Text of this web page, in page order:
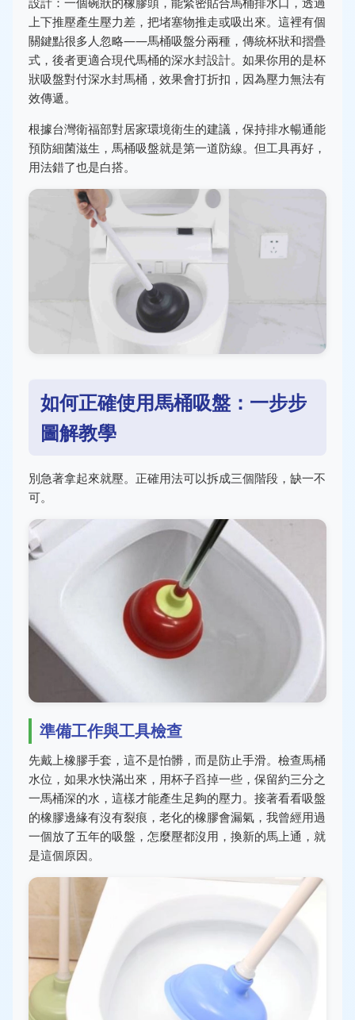
上下推壓產生壓力差，把堵塞物推走或吸出來。這裡有個
關鍵點很多人忽略——馬桶吸盤分兩種，傳統杯狀和摺疊
式，後者更適合現代馬桶的深水封設計。如果你用的是杯
狀吸盤對付深水封馬桶，效果會打折扣，因為壓力無法有
效傳遞。
根據台灣衛福部對居家環境衛生的建議，保持排水暢通能
預防細菌滋生，馬桶吸盤就是第一道防線。但工具再好，
用法錯了也是白搭。
如何正確使用馬桶吸盤：一步步
圖解教學
別急著拿起來就壓。正確用法可以拆成三個階段，缺一不
可。
準備工作與工具檢查
先戴上橡膠手套，這不是怕髒，而是防止手滑。檢查馬桶
水位，如果水快滿出來，用杯子舀掉一些，保留約三分之
一馬桶深的水，這樣才能產生足夠的壓力。接著看看吸盤
的橡膠邊緣有沒有裂痕，老化的橡膠會漏氣，我曾經用過
一個放了五年的吸盤，怎麼壓都沒用，換新的馬上通，就
是這個原因。